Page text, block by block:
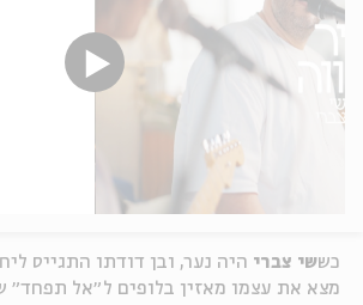
כששי צברי היה נער, ובן דודתו התגייס
מצא את עצמו מאזין בלופים ל״אל תפחד״